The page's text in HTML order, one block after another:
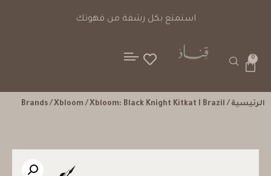
استمتع بكل رشفة من قهوتك
0
الرئيسية /
Brands/ Xbloom / Xbloom: Black Knight Kitkat I Brazil